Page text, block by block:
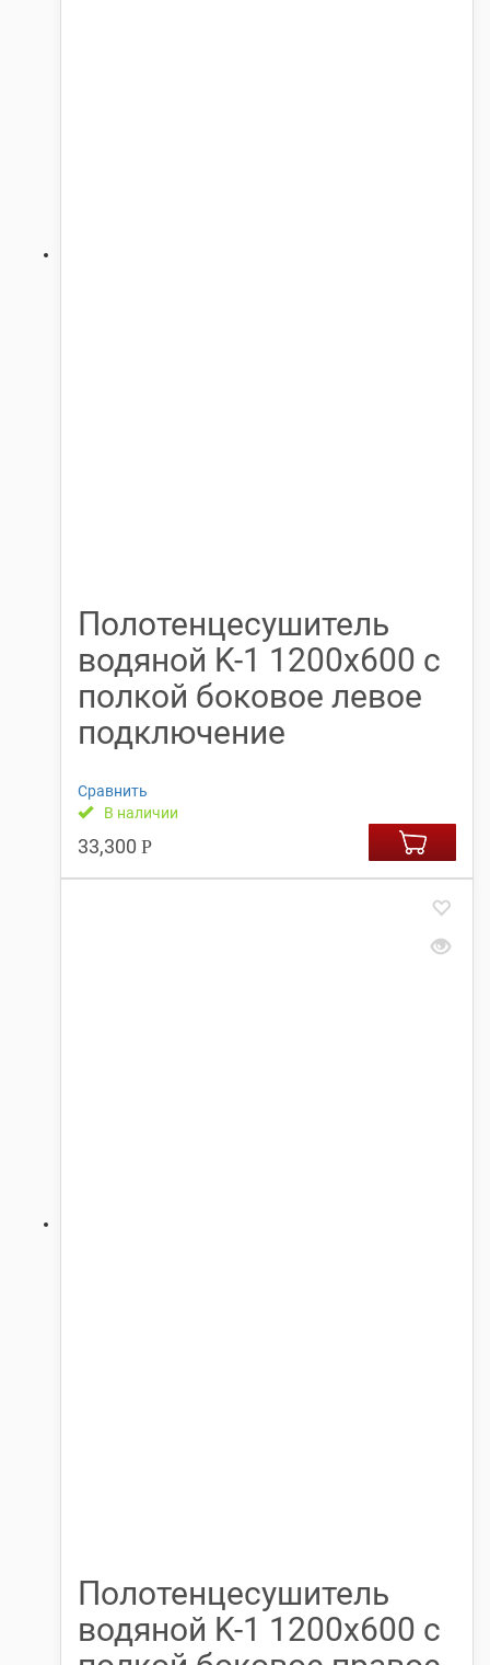
Полотенцесушитель
водяной K-1 1200х600 с
полкой боковое левое
подключение
Сравнить
В наличии
33,300 Р
Полотенцесушитель
водяной K-1 1200х600 с